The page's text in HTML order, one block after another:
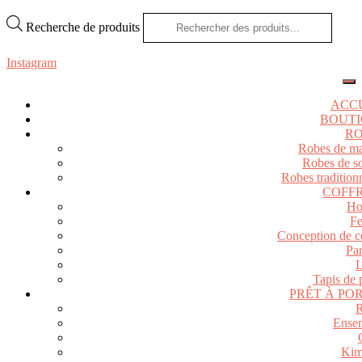
Recherche de produits
Instagram
Robes de
Robes de
Robes
Conception de
Tapis de
PRÊT À